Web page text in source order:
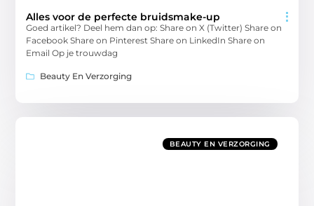
Alles voor de perfecte bruidsmake-up
Goed artikel? Deel hem dan op: Share on X (Twitter) Share on
Facebook Share on Pinterest Share on LinkedIn Share on
Email Op je trouwdag
Beauty En Verzorging
BEAUTY EN VERZORGING